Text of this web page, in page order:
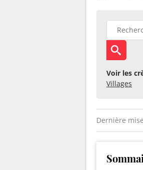
Voir les
Villages
Dernière